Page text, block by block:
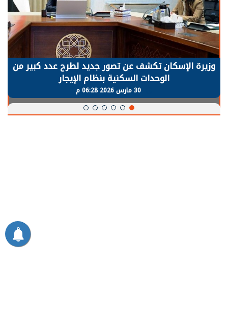
وزيرة الإسكان تكشف عن تصور جديد لطرح عدد كبير من
الوحدات السكنية بنظام الإيجار